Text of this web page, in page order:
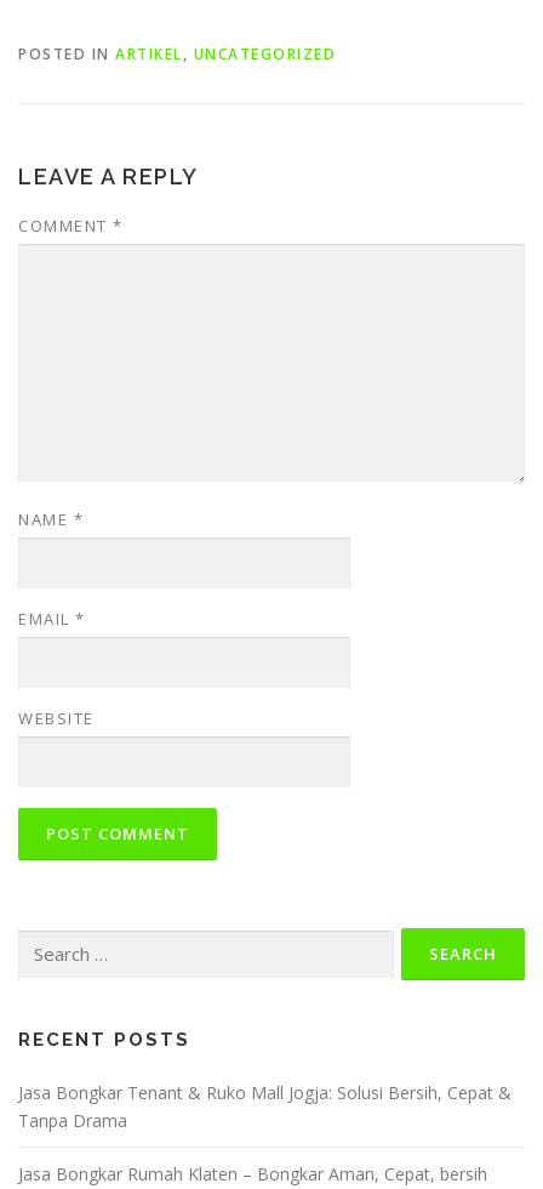
POSTED IN ARTIKEL, UNCATEGORIZED
LEAVE A REPLY
COMMENT *
NAME *
EMAIL *
WEBSITE
for:
RECENT POSTS
Jasa Bongkar Tenant & Ruko Mall Jogja: Solusi Bersih, Cepat &
Tanpa Drama
Jasa Bongkar Rumah Klaten – Bongkar Aman, Cepat, bersih